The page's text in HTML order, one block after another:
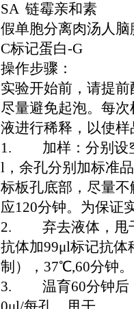
SA 链霉亲和素
假单胞分离肉汤人脑
C标记蛋白-G
操作步骤：
实验开始前，请提
尽量避免起泡。每
液进行稀释，以使
1. 加样：分别设空
l，余孔分别加标准
标板孔底部，尽量
应120分钟。为保证
2. 弃去液体，甩干
抗体加99μl标记抗体
制），37℃,60分钟。
3. 温育60分钟后，